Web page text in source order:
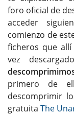
foro oficial de
acceder
comienzo de
ficheros que allí
vez
primero de
descomprimir
gratuita The